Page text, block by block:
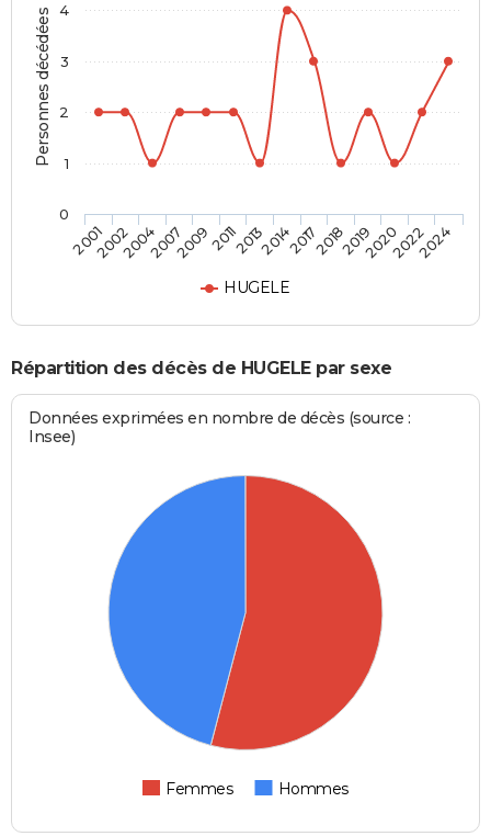
Personnes décédées
HUGELE
20012002200420072009201120132014201720182019202020222024
0
1
2
3
4
Répartition des décès de HUGELE par sexe
Données exprimées en nombre de décès (source :
Insee)
Femmes Hommes